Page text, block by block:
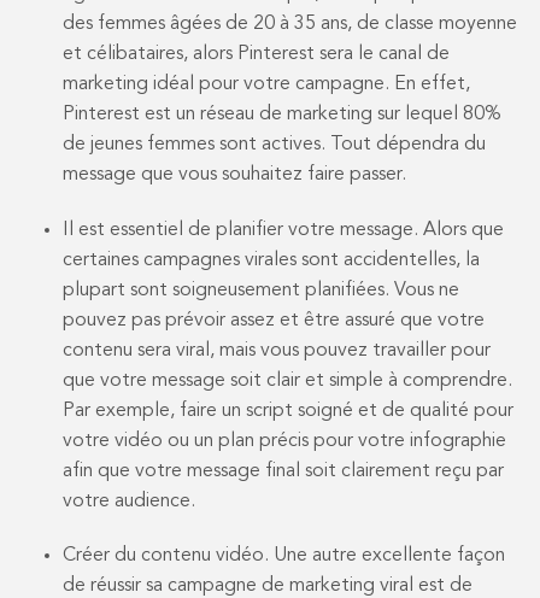
des femmes âgées de 20 à 35 ans, de classe moyenne
et célibataires, alors Pinterest sera le canal de
marketing idéal pour votre campagne. En effet,
Pinterest est un réseau de marketing sur lequel 80%
de jeunes femmes sont actives. Tout dépendra du
message que vous souhaitez faire passer.
Il est essentiel de planifier votre message. Alors que
certaines campagnes virales sont accidentelles, la
plupart sont soigneusement planifiées. Vous ne
pouvez pas prévoir assez et être assuré que votre
contenu sera viral, mais vous pouvez travailler pour
que votre message soit clair et simple à comprendre.
Par exemple, faire un script soigné et de qualité pour
votre vidéo ou un plan précis pour votre infographie
afin que votre message final soit clairement reçu par
votre audience.
Créer du contenu vidéo. Une autre excellente façon
de réussir sa campagne de marketing viral est de